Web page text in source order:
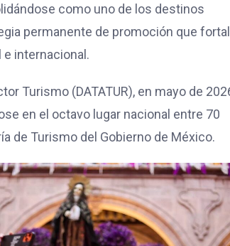
como uno de los destinos
permanente de promoción que
internacional.
Turismo (DATATUR), en mayo de
en el octavo lugar nacional entre 70
de Turismo del Gobierno de México.